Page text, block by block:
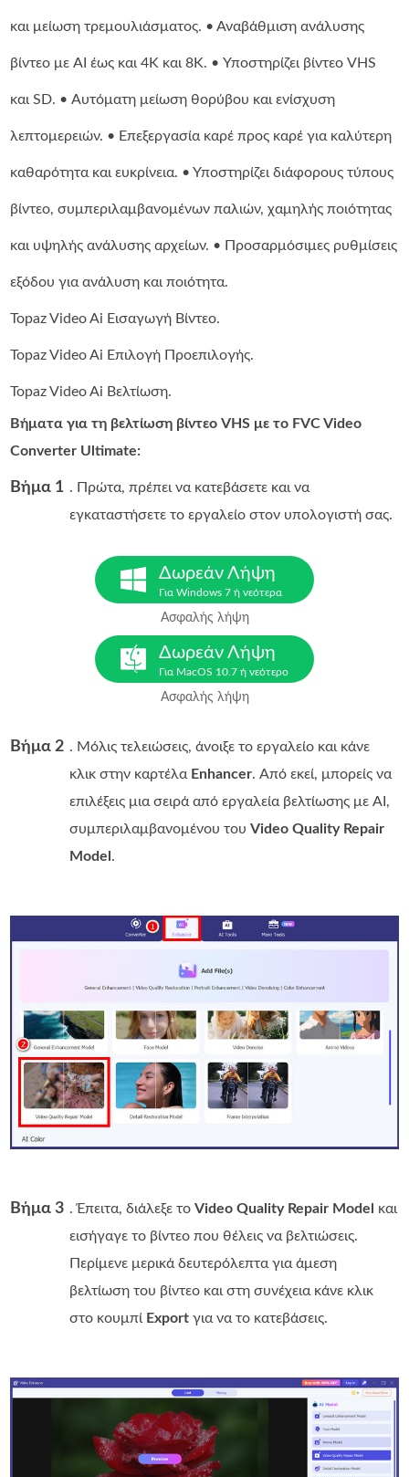
και μείωση τρεμουλιάσματος. • Αναβάθμιση ανάλυσης
βίντεο με AI έως και 4K και 8K. • Υποστηρίζει βίντεο VHS
και SD. • Αυτόματη μείωση θορύβου και ενίσχυση
λεπτομερειών. • Επεξεργασία καρέ προς καρέ για καλύτερη
καθαρότητα και ευκρίνεια. • Υποστηρίζει διάφορους τύπους
βίντεο, συμπεριλαμβανομένων παλιών, χαμηλής ποιότητας
και υψηλής ανάλυσης αρχείων. • Προσαρμόσιμες ρυθμίσεις
εξόδου για ανάλυση και ποιότητα.
Topaz Video Ai Εισαγωγή Βίντεο.
Topaz Video Ai Επιλογή Προεπιλογής.
Topaz Video Ai Βελτίωση.
Βήματα για τη βελτίωση βίντεο VHS με το FVC Video
Converter Ultimate:
Βήμα 1 . Πρώτα, πρέπει να κατεβάσετε και να
εγκαταστήσετε το εργαλείο στον υπολογιστή σας.
Δωρεάν Λήψη
Για Windows 7 ή νεότερα
Ασφαλής λήψη
Δωρεάν Λήψη
Για MacOS 10.7 ή νεότερο
Ασφαλής λήψη
Βήμα 2 . Μόλις τελειώσεις, άνοιξε το εργαλείο και κάνε
κλικ στην καρτέλα Enhancer. Από εκεί, μπορείς να
επιλέξεις μια σειρά από εργαλεία βελτίωσης με AI,
συμπεριλαμβανομένου τουVideo Quality Repair
Model .
Βήμα 3 . Έπειτα, διάλεξε τοVideo Quality Repair Model
και
εισήγαγε το βίντεο που θέλεις να βελτιώσεις.
Περίμενε μερικά δευτερόλεπτα για άμεση
βελτίωση του βίντεο και στη συνέχεια κάνε κλικ
στο κουμπί Export για να το κατεβάσεις.